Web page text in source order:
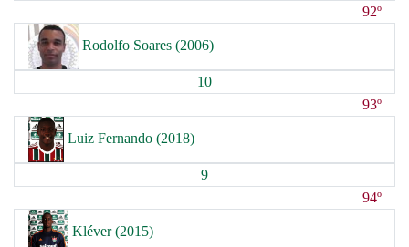
92º
Rodolfo Soares (2006)
10
93º
Luiz Fernando (2018)
9
94º
Kléver (2015)